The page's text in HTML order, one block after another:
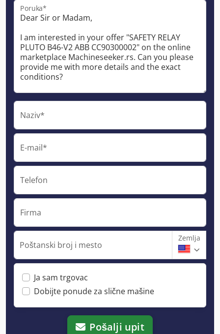
Poruka*
Naziv*
E-mail*
Telefon
Firma
Poštanski broj i mesto
Zemlja
Ja sam trgovac
Dobijte ponude za slične mašine
Pošalji upit